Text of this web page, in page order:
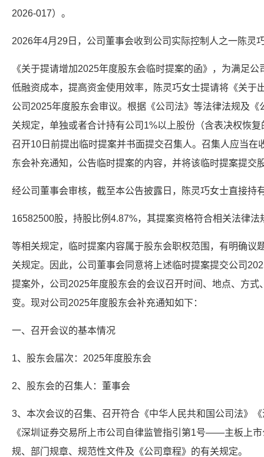
2026-017）。
2026年4月29日，公司董事会收到公司实际控制人之一陈灵
《关于提请增加2025年度股东会临时提案的函》，为满足
低融资成本，提高资金使用效率，陈灵巧女士提请将《关于
公司2025年度股东会审议。根据《公司法》等法律法规及
关规定，单独或者合计持有公司1%以上股份（含表决权恢
召开10日前提出临时提案并书面提交召集人。召集人应当在
东会补充通知，公告临时提案的内容，并将该临时提案提交
经公司董事会审核，截至本公告披露日，陈灵巧女士直接持
16582500股，持股比例4.87%，其提案资格符合相关法律法
等相关规定，临时提案内容属于股东会职权范围，有明确议
关规定。因此，公司董事会同意将上述临时提案提交公司
提案外，公司2025年度股东会的会议召开时间、地点、方
变。现对公司2025年度股东会补充通知如下：
一、召开会议的基本情况
1、股东会届次：2025年度股东会
2、股东会的召集人：董事会
3、本次会议的召集、召开符合《中华人民共和国公司法》
《深圳证券交易所上市公司自律监管指引第1号——主板上
规、部门规章、规范性文件及《公司章程》的有关规定。